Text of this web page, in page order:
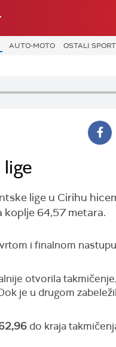
AUTO-MOTO OSTALI
lige u Cirihu
koplje 64,57 metara.
i finalnom
otvorila
je u drugom
do kraja